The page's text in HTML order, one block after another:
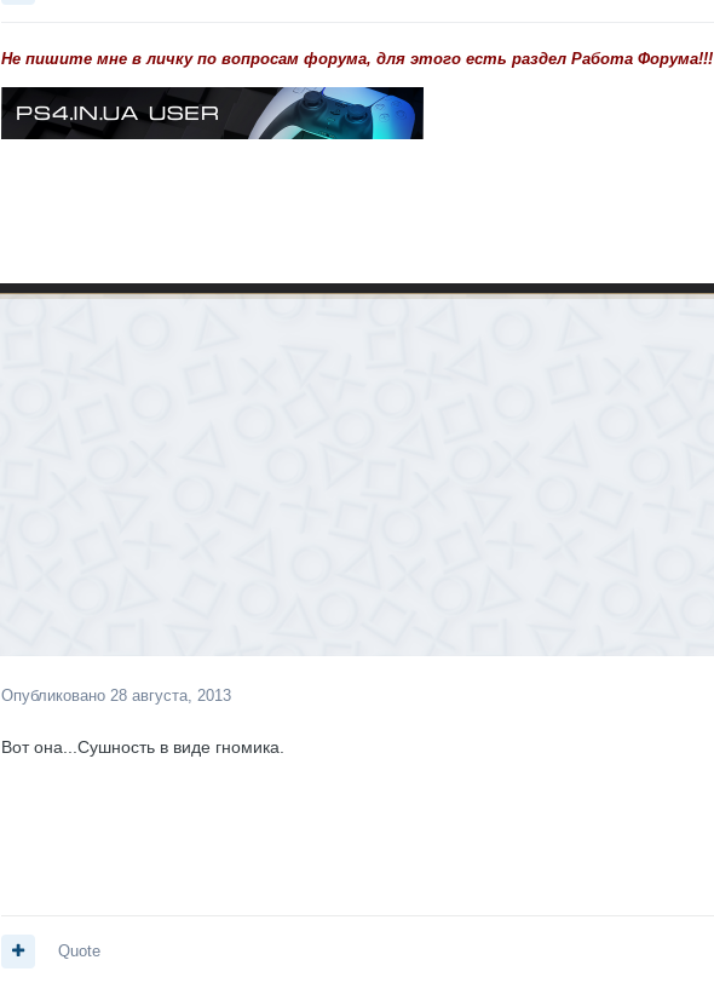
Не пишите мне в личку по вопросам форума, для этого есть раздел Работа Форума!!!
Опубликовано 28 августа, 2013
Вот она...Сушность в виде гномика.
Quote